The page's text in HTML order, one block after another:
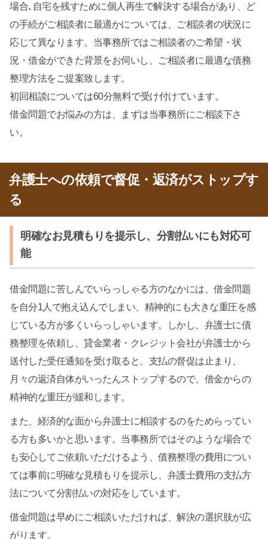
場合､自宅を残すために個人再生で解決する場合があり、ど
の手続がご相談者に最適かについては、ご相談者の状況に
応じて異なります。当事務所ではご相談者のご希望・状
況・借金ができた背景をお伺いし、ご相談者に最適な債務
整理方法をご提案致します。
初回相談については60分無料で受け付けています。
借金問題でお悩みの方は、まずは当事務所にご相談下さ
い。
弁護士への依頼で督促・返済がストップす
る
明確なお見積もりを提示し、分割払いにも対応可
能
借金問題に苦しんでいらっしゃる方のなかには、借金問題
を自分1人で抱え込んでしまい、精神的にも大きな重圧を感
じている方が多くいらっしゃいます。しかし、弁護士に債
務整理を依頼し、貸金業者・クレジット会社が弁護士から
送付した受任通知を受け取ると、支払の督促は止まり、
月々の返済自体がいったんストップするので、借金からの
精神的な重圧が緩和します。
また、経済的な面から弁護士に相談するのをためらってい
る方も多いかと思います。当事務所ではそのような場合で
も安心してご依頼いただけるよう、債務整理の費用につい
ては事前に明確な見積もりを提示し、弁護士費用の支払方
法について分割払いの対応をしています。
借金問題は早めにご相談いただければ、解決の選択肢が広
がります。